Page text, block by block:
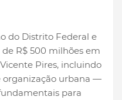
do Distrito Federal e
R$ 500 milhões em
Pires, incluindo
organização urbana —
para